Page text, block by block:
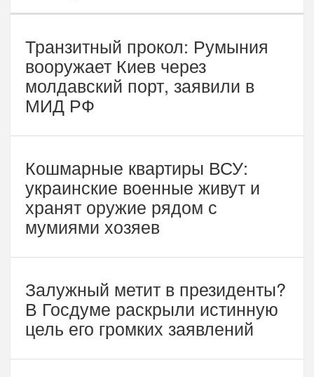
Транзитный прокол: Румыния
вооружает Киев через
молдавский порт, заявили в
МИД РФ
Кошмарные квартиры ВСУ:
украинские военные живут и
хранят оружие рядом с
мумиями хозяев
Залужный метит в президенты?
В Госдуме раскрыли истинную
цель его громких заявлений